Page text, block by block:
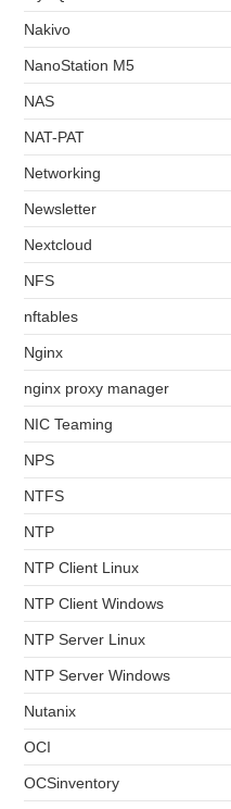
Nakivo
NanoStation M5
NAS
NAT-PAT
Networking
Newsletter
Nextcloud
NFS
nftables
Nginx
nginx proxy manager
NIC Teaming
NPS
NTFS
NTP
NTP Client Linux
NTP Client Windows
NTP Server Linux
NTP Server Windows
Nutanix
OCI
OCSinventory